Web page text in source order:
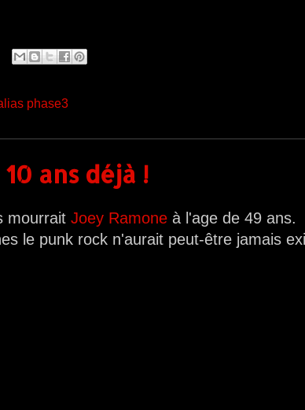
phase3
ans déjà !
mourrait Joey Ramone à l'age de 49 ans.
le punk rock n'aurait peut-être jamais